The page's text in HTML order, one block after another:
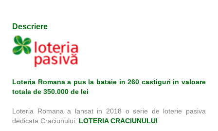
Descriere
Loteria Romana a pus la bataie in 260 castiguri in valoare
totala de 350.000 de lei
Loteria Romana a lansat in 2018 o serie de loterie pasiva
dedicata Craciunului: LOTERIA CRACIUNULUI